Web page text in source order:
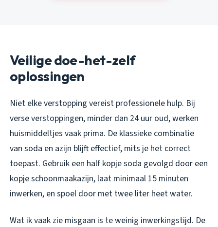
Veilige doe-het-zelf
oplossingen
Niet elke verstopping vereist professionele hulp. Bij
verse verstoppingen, minder dan 24 uur oud, werken
huismiddeltjes vaak prima. De klassieke combinatie
van soda en azijn blijft effectief, mits je het correct
toepast. Gebruik een half kopje soda gevolgd door een
kopje schoonmaakazijn, laat minimaal 15 minuten
inwerken, en spoel door met twee liter heet water.
Wat ik vaak zie misgaan is te weinig inwerkingstijd. De